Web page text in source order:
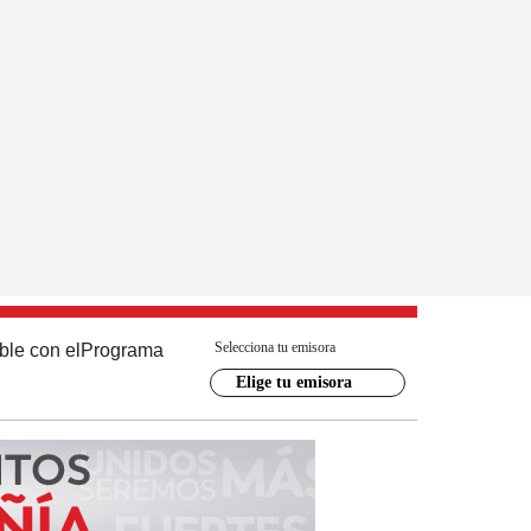
con el Programa Selecciona tu emisora
Elige tu emisora